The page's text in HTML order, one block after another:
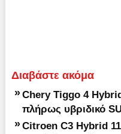
Διαβάστε ακόμα
» Chery Tiggo 4
πλήρως υβριδικό
» Citroen C3 Hybrid